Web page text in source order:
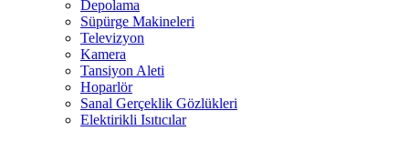
Depolama
Süpürge Makineleri
Televizyon
Kamera
Tansiyon Aleti
Hoparlör
Sanal Gerçeklik Gözlükleri
Elektirikli Isıtıcılar